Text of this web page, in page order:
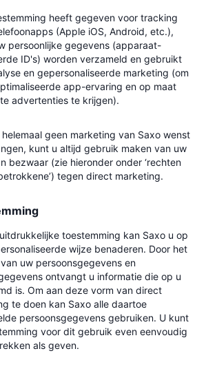
heeft gegeven voor tracking
(Apple iOS, Android, etc.),
persoonlijke gegevens (apparaat-
ID's) worden verzameld en gebruikt
en gepersonaliseerde marketing (om
app-ervaring en op maat
advertenties te krijgen).
helemaal geen marketing van Saxo wenst
kunt u altijd gebruik maken van uw
bezwaar (zie hieronder onder ‘rechten
tegen direct marketing.
toestemming kan Saxo u op
wijze benaderen. Door het
uw persoonsgegevens en
ontvangt u informatie die op u
is. Om aan deze vorm van direct
te doen kan Saxo alle daartoe
persoonsgegevens gebruiken. U kunt
voor dit gebruik even eenvoudig
als geven.